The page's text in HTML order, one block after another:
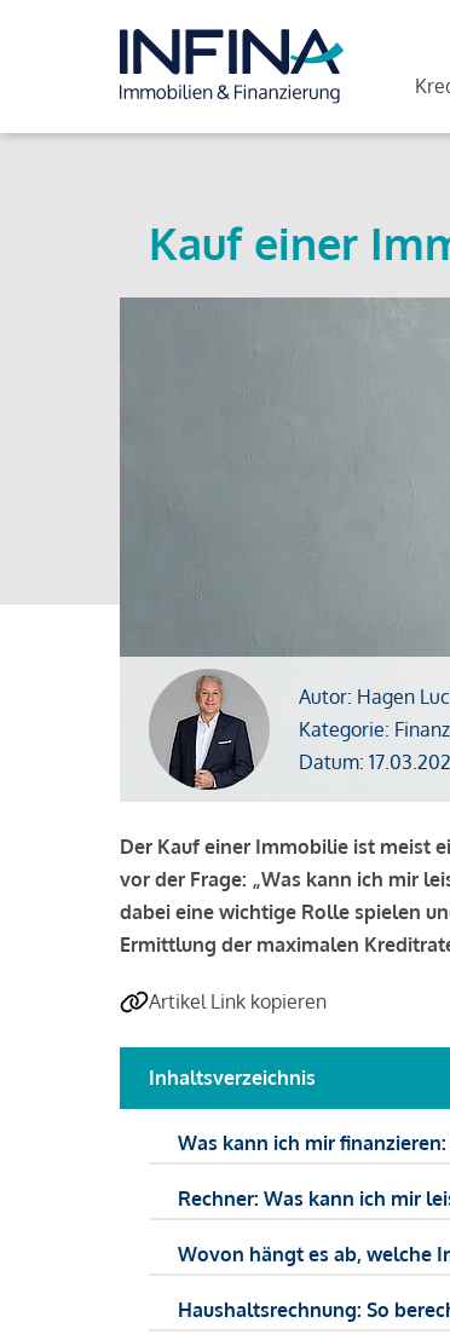
Kauf einer
Autor: Hagen
Kategorie:
Datum:
Der Kauf einer Immobilie ist meist
vor der Frage: „Was kann ich mir
dabei eine wichtige Rolle spielen
Ermittlung der maximalen
Artikel Link kopieren
Inhaltsverzeichnis
Was kann ich mir
Rechner: Was kann ich mir
Wovon hängt es ab, welche
Haushaltsrechnung: So